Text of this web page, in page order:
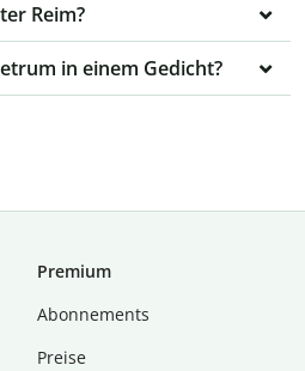
Reim?
in einem Gedicht?
Premium
Abon­ne­ments
Preise